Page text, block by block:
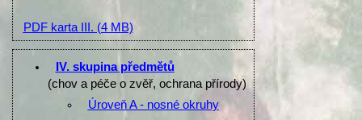
PDF karta III. (4 MB)
IV. skupina předmětů
(chov a péče o zvěř, ochrana přírody)
Úroveň A - nosné okruhy